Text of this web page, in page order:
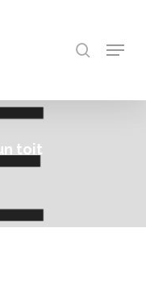
Menu
toit
Close